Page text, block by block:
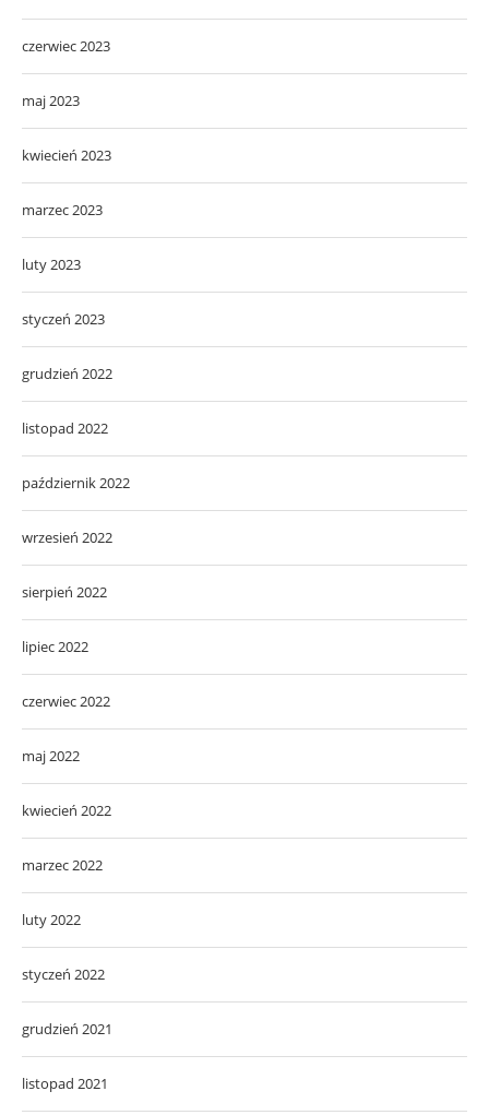
czerwiec 2023
maj 2023
kwiecień 2023
marzec 2023
luty 2023
styczeń 2023
grudzień 2022
listopad 2022
październik 2022
wrzesień 2022
sierpień 2022
lipiec 2022
czerwiec 2022
maj 2022
kwiecień 2022
marzec 2022
luty 2022
styczeń 2022
grudzień 2021
listopad 2021